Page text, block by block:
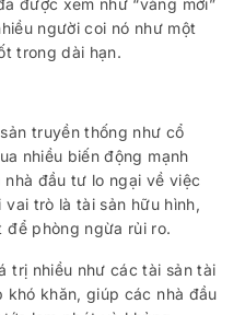
người coi nó như một
trong dài hạn.
truyền thống như cổ
nhiều biến động mạnh
nhà đầu tư lo ngại về việc
trò là tài sản hữu hình,
phòng ngừa rủi ro.
trị nhiều như các tài sản tài
khăn, giúp các nhà đầu